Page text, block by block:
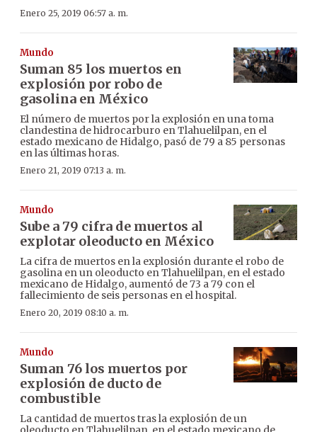
Enero 25, 2019 06:57 a. m.
Mundo
Suman 85 los muertos en
explosión por robo de
gasolina en México
El número de muertos por la explosión en una toma
clandestina de hidrocarburo en Tlahuelilpan, en el
estado mexicano de Hidalgo, pasó de 79 a 85 personas
en las últimas horas.
Enero 21, 2019 07:13 a. m.
Mundo
Sube a 79 cifra de muertos al
explotar oleoducto en México
La cifra de muertos en la explosión durante el robo de
gasolina en un oleoducto en Tlahuelilpan, en el estado
mexicano de Hidalgo, aumentó de 73 a 79 con el
fallecimiento de seis personas en el hospital.
Enero 20, 2019 08:10 a. m.
Mundo
Suman 76 los muertos por
explosión de ducto de
combustible
La cantidad de muertos tras la explosión de un